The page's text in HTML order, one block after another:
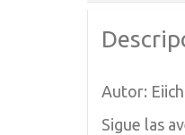
Autor:
Sigue las